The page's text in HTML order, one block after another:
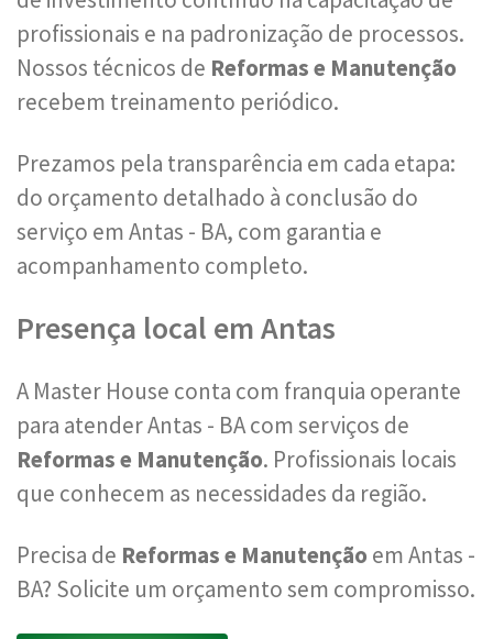
profissionais e na padronização de processos.
Nossos técnicos de Reformas e Manutenção
recebem treinamento periódico.
Prezamos pela transparência em cada etapa:
do orçamento detalhado à conclusão do
serviço em Antas - BA, com garantia e
acompanhamento completo.
Presença local em Antas
A Master House conta com franquia operante
para atender Antas - BA com serviços de
Reformas e Manutenção. Profissionais locais
que conhecem as necessidades da região.
Precisa de Reformas e Manutenção em Antas -
BA? Solicite um orçamento sem compromisso.